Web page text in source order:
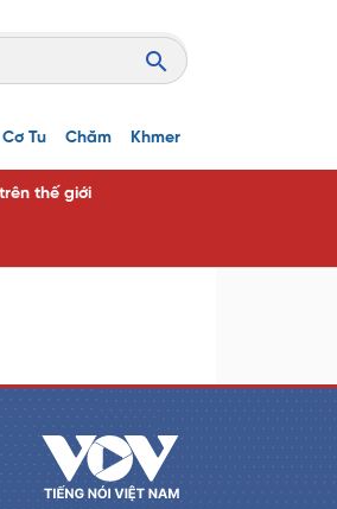
Cơ Tu Chăm Khmer
thế giới